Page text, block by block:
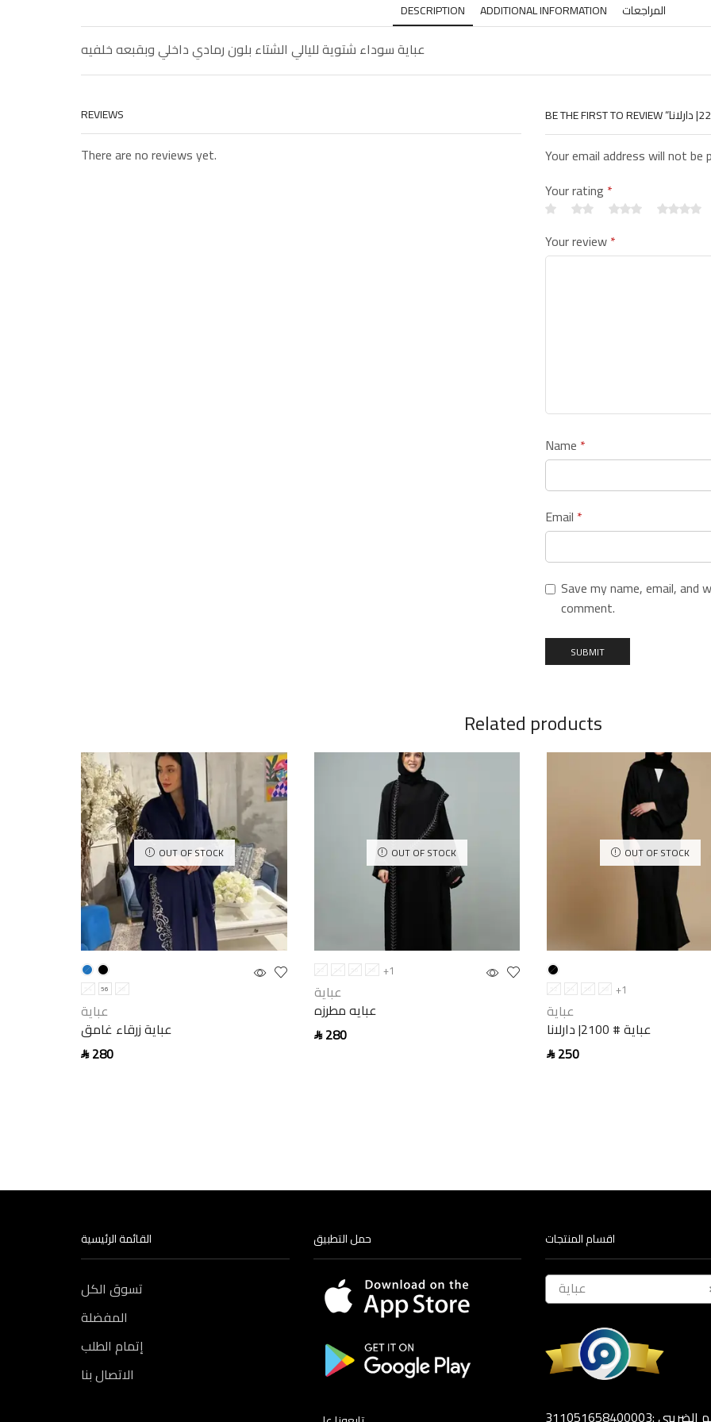
DESCRIPTION ADDITIONAL INFORMATION المراجعات
عباية سوداء شتوية لليالي الشتاء بلون رمادي داخلي وبقبعه خلفيه
REVIEWS
There are no reviews yet.
Your email address will not be
Your rating *
Your review*
Name *
Email *
Save my name, email,
comment.
Related products
OUT OF STOCK
54 56 58
عباية
عباية زرقاء غامق
SAR280
OUT OF STOCK
52 54 56 58 +1
عباية
عبايه مطرزه
SAR280
OUT OF STOCK
52 54 56 58 +1
عباية
عباية # 2100| دارلانا
SAR250
القائمة الرئيسية
تسوق الكل
المفضلة
إتمام الطلب
الاتصال بنا
حمل التطبيق اقسام المنتجات
عباية
:311051658400003